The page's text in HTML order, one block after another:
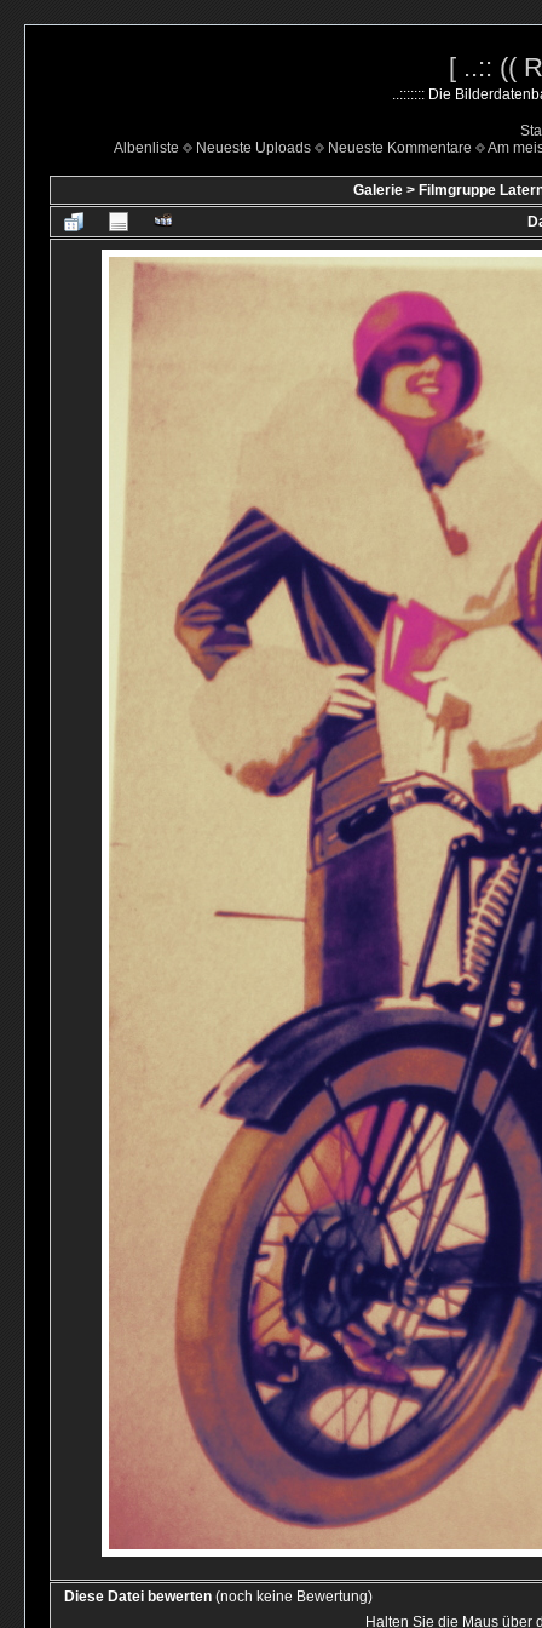
[ ..:: ((
..::::::: Die
Albenliste
Neueste Uploads Neueste Kommentare Am
Galerie > Filmgruppe
Diese Datei bewerten (noch keine Bewertung)
Halten Sie die Maus über